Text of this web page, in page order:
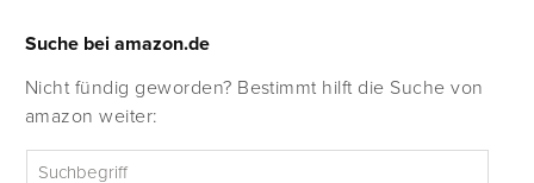
Suche bei amazon.de
Nicht fündig geworden? Bestimmt hilft die Suche von
amazon weiter: